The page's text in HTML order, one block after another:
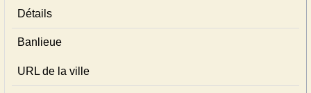
Détails
Banlieue
URL de la ville